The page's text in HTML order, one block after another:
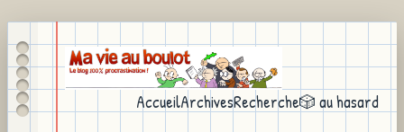
AccueilArchivesRecherche🎲 au hasard